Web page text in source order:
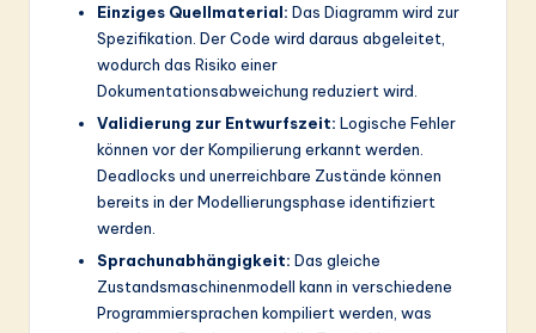
Einziges Quellmaterial: Das Diagramm wird zur
Spezifikation. Der Code wird daraus abgeleitet,
wodurch das Risiko einer
Dokumentationsabweichung reduziert wird.
Validierung zur Entwurfszeit: Logische Fehler
können vor der Kompilierung erkannt werden.
Deadlocks und unerreichbare Zustände können
bereits in der Modellierungsphase identifiziert
werden.
Sprachunabhängigkeit: Das gleiche
Zustandsmaschinenmodell kann in verschiedene
Programmiersprachen kompiliert werden, was